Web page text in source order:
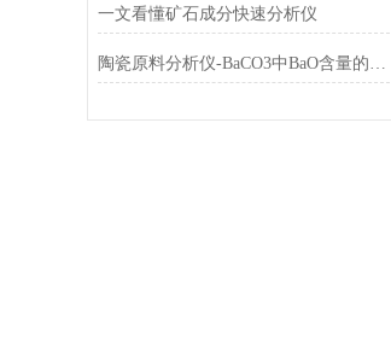
一文看懂矿石成分快速分析仪
陶瓷原料分析仪-BaCO3中BaO含量的测定